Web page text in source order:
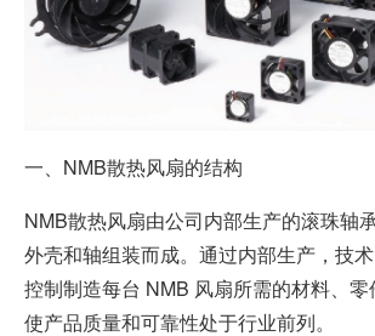
一、NMB散热风扇的结构
NMB散热风扇由公司内部生产的滚珠轴
外壳和轴组装而成。通过内部生产，技
控制制造每台 NMB 风扇所需的材料、零
使产品质量和可靠性处于行业前列。